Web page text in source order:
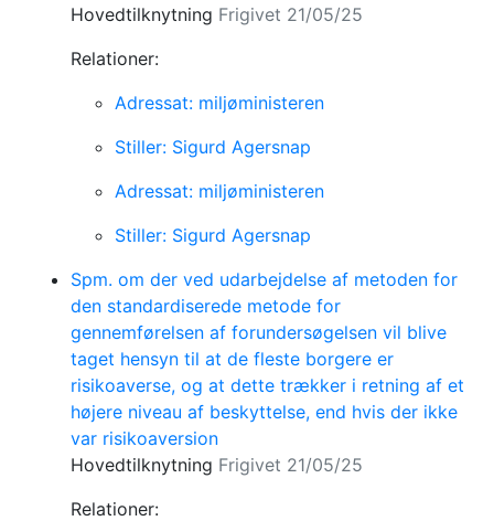
Hovedtilknytning Frigivet 21/05/25
Relationer:
Adressat: miljøministeren
Stiller: Sigurd Agersnap
Adressat: miljøministeren
Stiller: Sigurd Agersnap
Spm. om der ved udarbejdelse af metoden for
den standardiserede metode for
gennemførelsen af forundersøgelsen vil blive
taget hensyn til at de fleste borgere er
risikoaverse, og at dette trækker i retning af et
højere niveau af beskyttelse, end hvis der ikke
var risikoaversion
Hovedtilknytning Frigivet 21/05/25
Relationer: